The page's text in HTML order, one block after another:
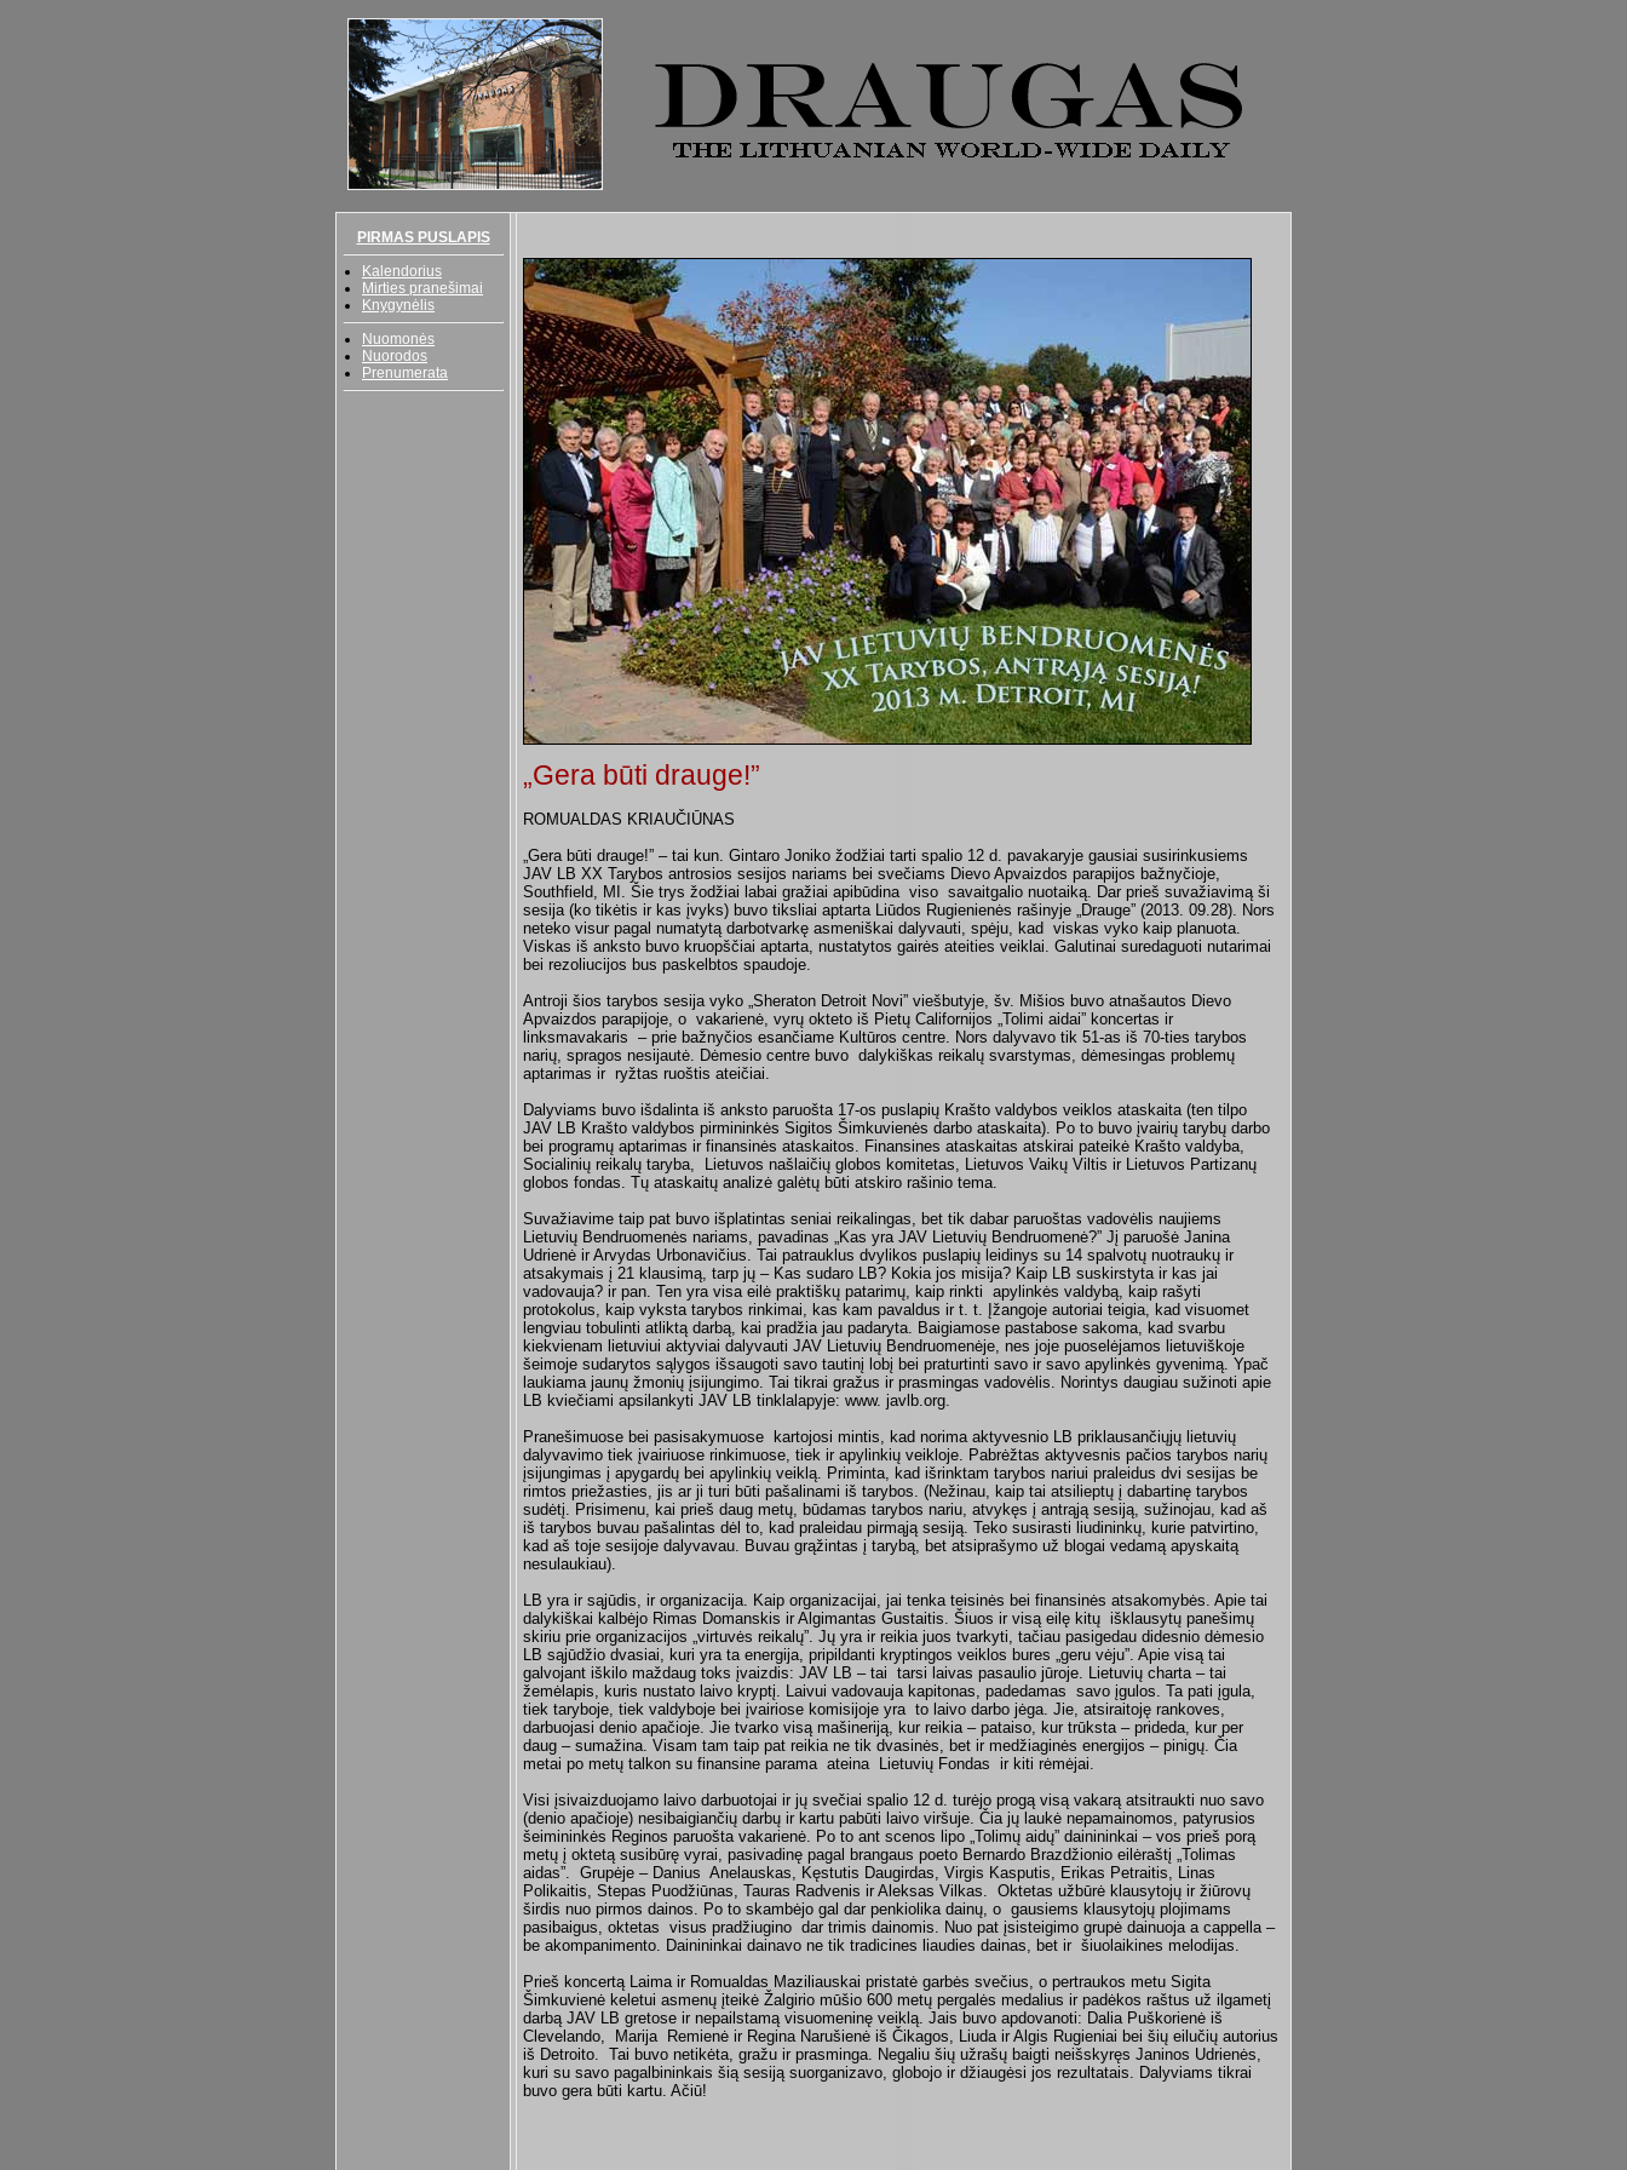
PIRMAS PUSLAPIS
Kalendorius
Mirties pranešimai
Knygynėlis
Nuomonės
Nuorodos
Prenumerata
„Gera būti drauge!”
ROMUALDAS KRIAUČIŪNAS
„Gera būti drauge!” – tai kun. Gintaro Joniko žodžiai tarti spalio 12 d. pavakaryje gausiai susirinkusiems
JAV LB XX Tarybos antrosios sesijos nariams bei svečiams Dievo Apvaizdos parapijos bažnyčioje,
Southfield, MI. Šie trys žodžiai labai gražiai apibūdina viso savaitgalio nuotaiką. Dar prieš suvažiavimą ši
sesija (ko tikėtis ir kas įvyks) buvo tiksliai aptarta Liūdos Rugienienės rašinyje „Drauge” (2013. 09.28). Nors
neteko visur pagal numatytą darbotvarkę asmeniškai dalyvauti, spėju, kad viskas vyko kaip planuota.
Viskas iš anksto buvo kruopščiai aptarta, nustatytos gairės ateities veiklai. Galutinai suredaguoti nutarimai
bei rezoliucijos bus paskelbtos spaudoje.
Antroji šios tarybos sesija vyko „Sheraton Detroit Novi” viešbutyje, šv. Mišios buvo atnašautos Dievo
Apvaizdos parapijoje, o vakarienė, vyrų okteto iš Pietų Californijos „Tolimi aidai” koncertas ir
linksmavakaris – prie bažnyčios esančiame Kultūros centre. Nors dalyvavo tik 51-as iš 70-ties tarybos
narių, spragos nesijautė. Dėmesio centre buvo dalykiškas reikalų svarstymas, dėmesingas problemų
aptarimas ir ryžtas ruoštis ateičiai.
Dalyviams buvo išdalinta iš anksto paruošta 17-os puslapių Krašto valdybos veiklos ataskaita (ten tilpo
JAV LB Krašto valdybos pirmininkės Sigitos Šimkuvienės darbo ataskaita). Po to buvo įvairių tarybų darbo
bei programų aptarimas ir finansinės ataskaitos. Finansines ataskaitas atskirai pateikė Krašto valdyba,
Socialinių reikalų taryba, Lietuvos našlaičių globos komitetas, Lietuvos Vaikų Viltis ir Lietuvos Partizanų
globos fondas. Tų ataskaitų analizė galėtų būti atskiro rašinio tema.
Suvažiavime taip pat buvo išplatintas seniai reikalingas, bet tik dabar paruoštas vadovėlis naujiems
Lietuvių Bendruomenės nariams, pavadinas „Kas yra JAV Lietuvių Bendruomenė?” Jį paruošė Janina
Udrienė ir Arvydas Urbonavičius. Tai patrauklus dvylikos puslapių leidinys su 14 spalvotų nuotraukų ir
atsakymais į 21 klausimą, tarp jų – Kas sudaro LB? Kokia jos misija? Kaip LB suskirstyta ir kas jai
vadovauja? ir pan. Ten yra visa eilė praktiškų patarimų, kaip rinkti apylinkės valdybą, kaip rašyti
protokolus, kaip vyksta tarybos rinkimai, kas kam pavaldus ir t. t. Įžangoje autoriai teigia, kad visuomet
lengviau tobulinti atliktą darbą, kai pradžia jau padaryta. Baigiamose pastabose sakoma, kad svarbu
kiekvienam lietuviui aktyviai dalyvauti JAV Lietuvių Bendruomenėje, nes joje puoselėjamos lietuviškoje
šeimoje sudarytos sąlygos išsaugoti savo tautinį lobį bei praturtinti savo ir savo apylinkės gyvenimą. Ypač
laukiama jaunų žmonių įsijungimo. Tai tikrai gražus ir prasmingas vadovėlis. Norintys daugiau sužinoti apie
LB kviečiami apsilankyti JAV LB tinklalapyje: www. javlb.org.
Pranešimuose bei pasisakymuose kartojosi mintis, kad norima aktyvesnio LB priklausančiųjų lietuvių
dalyvavimo tiek įvairiuose rinkimuose, tiek ir apylinkių veikloje. Pabrėžtas aktyvesnis pačios tarybos narių
įsijungimas į apygardų bei apylinkių veiklą. Priminta, kad išrinktam tarybos nariui praleidus dvi sesijas be
rimtos priežasties, jis ar ji turi būti pašalinami iš tarybos. (Nežinau, kaip tai atsilieptų į dabartinę tarybos
sudėtį. Prisimenu, kai prieš daug metų, būdamas tarybos nariu, atvykęs į antrąją sesiją, sužinojau, kad aš
iš tarybos buvau pašalintas dėl to, kad praleidau pirmąją sesiją. Teko susirasti liudininkų, kurie patvirtino,
kad aš toje sesijoje dalyvavau. Buvau grąžintas į tarybą, bet atsiprašymo už blogai vedamą apyskaitą
nesulaukiau).
LB yra ir sąjūdis, ir organizacija. Kaip organizacijai, jai tenka teisinės bei finansinės atsakomybės. Apie tai
dalykiškai kalbėjo Rimas Domanskis ir Algimantas Gustaitis. Šiuos ir visą eilę kitų išklausytų panešimų
skiriu prie organizacijos „virtuvės reikalų”. Jų yra ir reikia juos tvarkyti, tačiau pasigedau didesnio dėmesio
LB sąjūdžio dvasiai, kuri yra ta energija, pripildanti kryptingos veiklos bures „geru vėju”. Apie visą tai
galvojant iškilo maždaug toks įvaizdis: JAV LB – tai tarsi laivas pasaulio jūroje. Lietuvių charta – tai
žemėlapis, kuris nustato laivo kryptį. Laivui vadovauja kapitonas, padedamas savo įgulos. Ta pati įgula,
tiek taryboje, tiek valdyboje bei įvairiose komisijoje yra to laivo darbo jėga. Jie, atsiraitoję rankoves,
darbuojasi denio apačioje. Jie tvarko visą mašineriją, kur reikia – pataiso, kur trūksta – prideda, kur per
daug – sumažina. Visam tam taip pat reikia ne tik dvasinės, bet ir medžiaginės energijos – pinigų. Čia
metai po metų talkon su finansine parama ateina Lietuvių Fondas ir kiti rėmėjai.
Visi įsivaizduojamo laivo darbuotojai ir jų svečiai spalio 12 d. turėjo progą visą vakarą atsitraukti nuo savo
(denio apačioje) nesibaigiančių darbų ir kartu pabūti laivo viršuje. Čia jų laukė nepamainomos, patyrusios
šeimininkės Reginos paruošta vakarienė. Po to ant scenos lipo „Tolimų aidų” dainininkai – vos prieš porą
metų į oktetą susibūrę vyrai, pasivadinę pagal brangaus poeto Bernardo Brazdžionio eilėraštį „Tolimas
aidas”. Grupėje – Danius Anelauskas, Kęstutis Daugirdas, Virgis Kasputis, Erikas Petraitis, Linas
Polikaitis, Stepas Puodžiūnas, Tauras Radvenis ir Aleksas Vilkas. Oktetas užbūrė klausytojų ir žiūrovų
širdis nuo pirmos dainos. Po to skambėjo gal dar penkiolika dainų, o gausiems klausytojų plojimams
pasibaigus, oktetas visus pradžiugino dar trimis dainomis. Nuo pat įsisteigimo grupė dainuoja a cappella –
be akompanimento. Dainininkai dainavo ne tik tradicines liaudies dainas, bet ir šiuolaikines melodijas.
Prieš koncertą Laima ir Romualdas Maziliauskai pristatė garbės svečius, o pertraukos metu Sigita
Šimkuvienė keletui asmenų įteikė Žalgirio mūšio 600 metų pergalės medalius ir padėkos raštus už ilgametį
darbą JAV LB gretose ir nepailstamą visuomeninę veiklą. Jais buvo apdovanoti: Dalia Puškorienė iš
Clevelando, Marija Remienė ir Regina Narušienė iš Čikagos, Liuda ir Algis Rugieniai bei šių eilučių autorius
iš Detroito. Tai buvo netikėta, gražu ir prasminga. Negaliu šių užrašų baigti neišskyręs Janinos Udrienės,
kuri su savo pagalbininkais šią sesiją suorganizavo, globojo ir džiaugėsi jos rezultatais. Dalyviams tikrai
buvo gera būti kartu. Ačiū!